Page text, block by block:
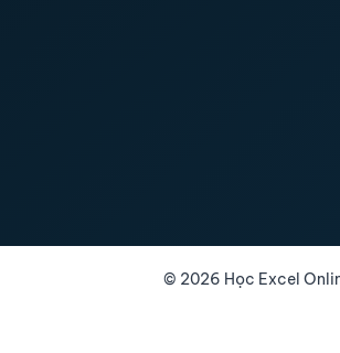
© 2026 Học Excel